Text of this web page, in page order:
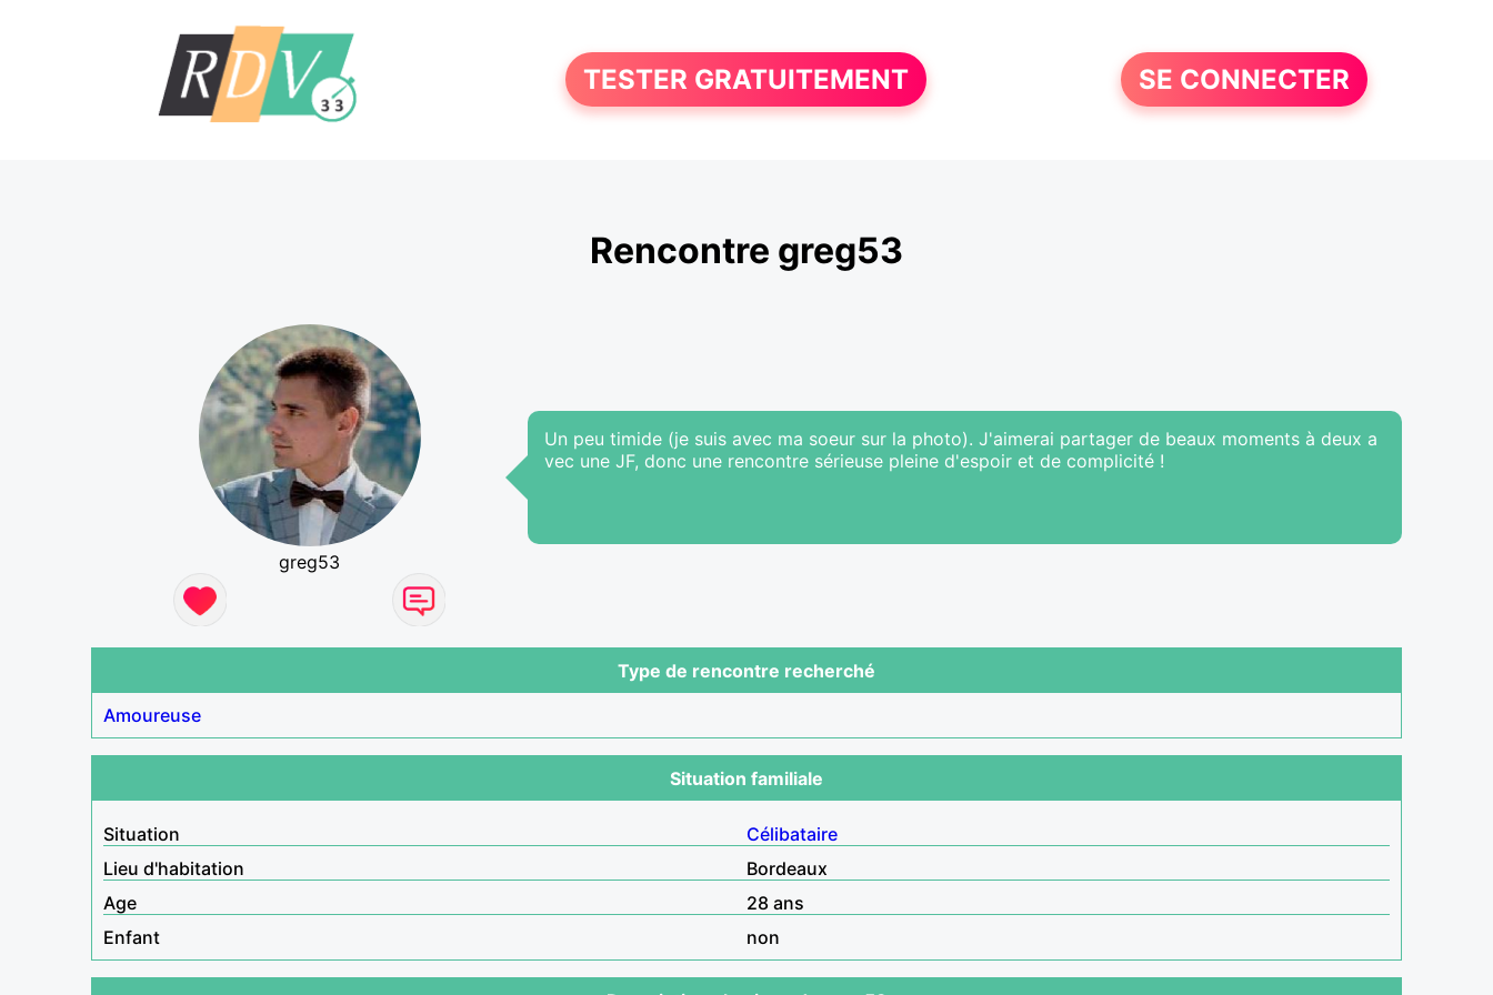
TESTER GRATUITEMENT SE CONNECTER
Rencontre greg53
greg53
Un peu timide (je suis avec ma soeur sur la photo). J'aimerai partager de beaux moments à deux a
vec une JF, donc une rencontre sérieuse pleine d'espoir et de complicité !
Type de rencontre recherché
Amoureuse
Situation familiale
Situation
Célibataire
Lieu d'habitation
Bordeaux
Age
28 ans
Enfant
non